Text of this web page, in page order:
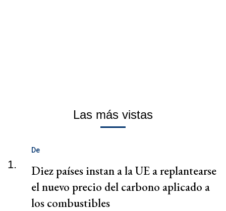
Las más vistas
1.
De
Diez países instan a la UE a replantearse
el nuevo precio del carbono aplicado a
los combustibles